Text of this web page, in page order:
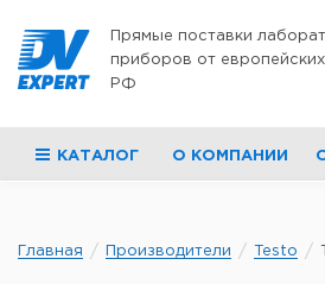
Прямые поставки
приборов от
РФ
КАТАЛОГ О КОМПАНИИ
Главная Производители Testo